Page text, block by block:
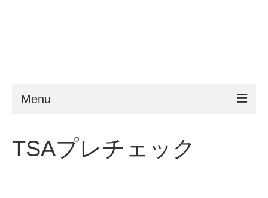
Menu
申請条件
TSAプレチェック